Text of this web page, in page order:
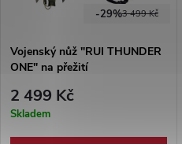
3 499 Kč
-29%
Vojenský nůž "RUI THUNDER
ONE" na přežití
2 499 Kč
Skladem